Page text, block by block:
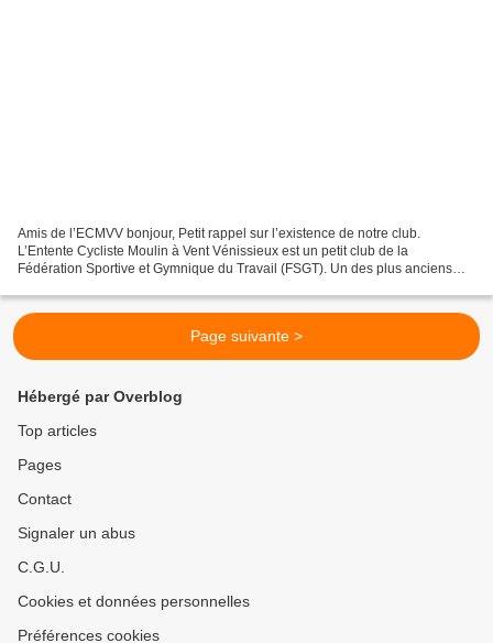
Amis de l’ECMVV bonjour, Petit rappel sur l’existence de notre club.
L’Entente Cycliste Moulin à Vent Vénissieux est un petit club de la
Fédération Sportive et Gymnique du Travail (FSGT). Un des plus anciens
Page suivante >
Hébergé par Overblog
Top articles
Pages
Contact
Signaler un abus
C.G.U.
Cookies et données personnelles
Préférences cookies